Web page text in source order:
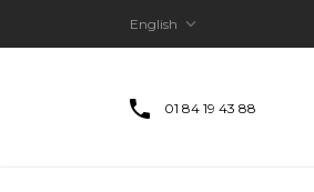
English 
01 84 19 43 88